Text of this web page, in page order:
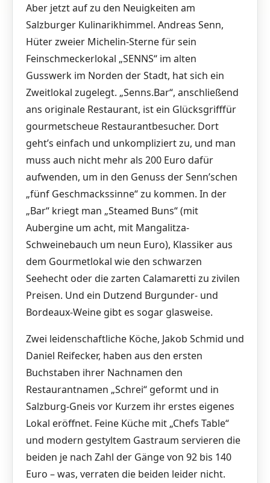
Aber jetzt auf zu den Neuigkeiten am
Salzburger Kulinarikhimmel. Andreas Senn,
Hüter zweier Michelin-Sterne für sein
Feinschmeckerlokal „SENNS“ im alten
Gusswerk im Norden der Stadt, hat sich ein
Zweitlokal zugelegt. „Senns.Bar“, anschließend
ans originale Restaurant, ist ein Glücksgrifffür
gourmetscheue Restaurantbesucher. Dort
geht’s einfach und unkompliziert zu, und man
muss auch nicht mehr als 200 Euro dafür
aufwenden, um in den Genuss der Senn’schen
„fünf Geschmackssinne“ zu kommen. In der
„Bar“ kriegt man „Steamed Buns“ (mit
Aubergine um acht, mit Mangalitza-
Schweinebauch um neun Euro), Klassiker aus
dem Gourmetlokal wie den schwarzen
Seehecht oder die zarten Calamaretti zu zivilen
Preisen. Und ein Dutzend Burgunder- und
Bordeaux-Weine gibt es sogar glasweise.
Zwei leidenschaftliche Köche, Jakob Schmid und
Daniel Reifecker, haben aus den ersten
Buchstaben ihrer Nachnamen den
Restaurantnamen „Schrei“ geformt und in
Salzburg-Gneis vor Kurzem ihr erstes eigenes
Lokal eröffnet. Feine Küche mit „Chefs Table“
und modern gestyltem Gastraum servieren die
beiden je nach Zahl der Gänge von 92 bis 140
Euro – was, verraten die beiden leider nicht.